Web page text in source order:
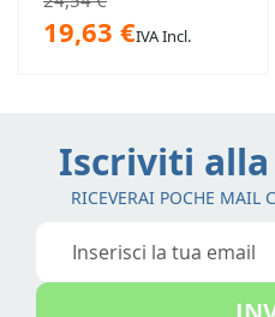
19,63 €IVA Incl.
Iscriviti
RICEVERAI POCHE MAIL
nostra